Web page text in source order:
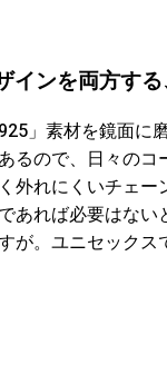
インを両方す
」素材を鏡面
るので、日々のコ
外れにくいチェ
あれば必要はな
が。ユニセック